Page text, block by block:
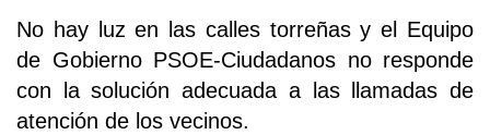
No hay luz en las calles torreñas y el Equipo
de Gobierno PSOE-Ciudadanos no responde
con la solución adecuada a las llamadas de
atención de los vecinos.